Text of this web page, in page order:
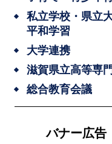
私立学校・県立
平和学習
大学連携
滋賀県立高等専
総合教育会議
バナー広告